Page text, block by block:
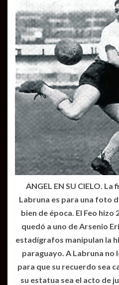
ANGEL EN SU CIELO.
Labruna es para una foto
bien de época. El Feo hizo
quedó a uno de Arsenio
estadígrafos manipulan la
paraguayo. A Labruna no
para que su recuerdo sea
su estatua sea el acto de